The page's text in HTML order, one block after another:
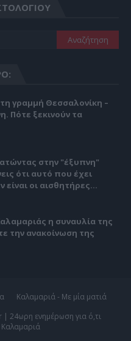
γραμμή Θεσσαλονίκη –
Πότε ξεκινούν τα
στην "έξυπνη"
ότι αυτό που έχει
οι αισθητήρες...
η συναυλία της
την ανακοίνωση της
Καλαμαριά - Με μία ματιά
| 24ωρη ενημέρωση για ό,τι
Καλαμαριά